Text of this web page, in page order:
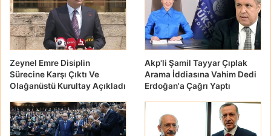
Zeynel Emre Disiplin
Sürecine Karşı Çıktı Ve
Olağanüstü Kurultay Açıkladı
Akp'li Şamil Tayyar Çıplak
Arama İddiasına Vahim Dedi
Erdoğan'a Çağrı Yaptı